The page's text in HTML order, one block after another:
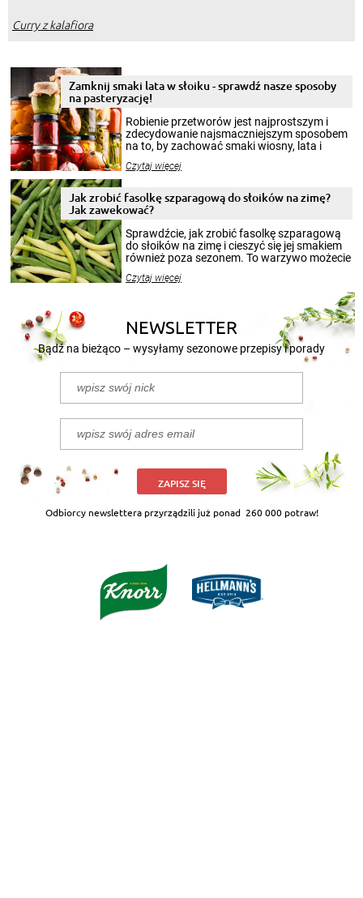
Curry z kalafiora
Zamknij smaki lata w słoiku - sprawdź nasze sposoby
na pasteryzację!
Robienie przetworów jest najprostszym i
zdecydowanie najsmaczniejszym sposobem
na to, by zachować smaki wiosny, lata i
krajobrazów, by cieszyć nimi oko w sezonie
pełni poczuć atmosferę cieplejszych
miesięcy. Przygotowanie słoików ze
smakowitą zawartością musi obejmować
patenty, które pozwolą zachować świeżość
przetworów.
Czytaj więcej
Jak zrobić fasolkę szparagową do słoików na zimę?
Jak zawekować?
Sprawdźcie, jak zrobić fasolkę szparagową
do słoików na zimę i cieszyć się jej smakiem
również poza sezonem. To warzywo możecie
nasze propozycje!
Czytaj więcej
NEWSLETTER
Bądź na bieżąco – wysyłamy sezonowe przepisy i porady
ZAPISZ SIĘ
Odbiorcy newslettera przyrządzili już ponad 260 000 potraw!